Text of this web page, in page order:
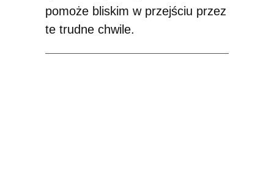
pomoże bliskim w przejściu przez
te trudne chwile.